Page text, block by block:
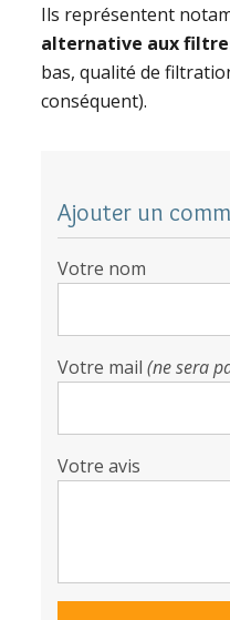
Ils représentent
alternative aux
bas, qualité de
conséquent).
Ajouter un
Votre nom
Votre mail(ne sera
Votre avis